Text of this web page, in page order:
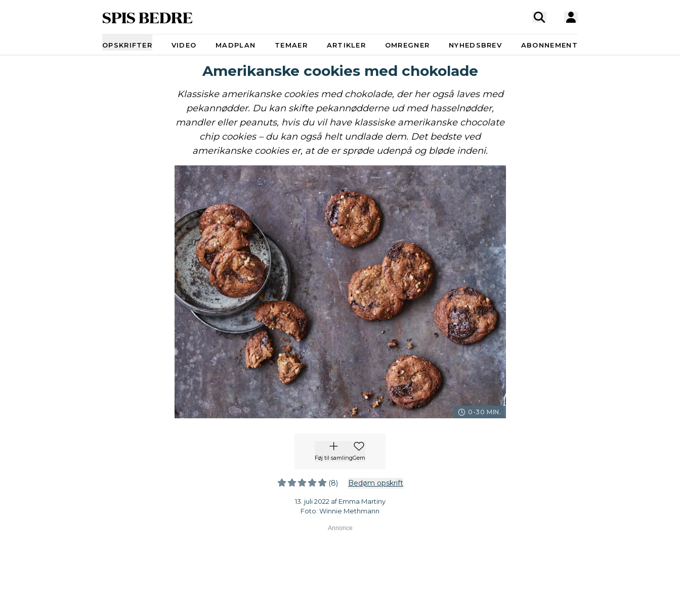
SPIS BEDRE
OPSKRIFTER VIDEO MADPLAN TEMAER ARTIKLER OMREGNER NYHEDSBREV ABONNEMENT
Amerikanske cookies med chokolade
Klassiske amerikanske cookies med chokolade, der her også laves med
pekannødder. Du kan skifte pekannødderne ud med hasselnødder,
mandler eller peanuts, hvis du vil have klassiske amerikanske chocolate
chip cookies – du kan også helt undlade dem. Det bedste ved
amerikanske cookies er, at de er sprøde udenpå og bløde indeni.
0-30 MIN.
Føj til samlingGem
(8) Bedøm opskrift
13. juli 2022 af Emma Martiny
Foto: Winnie Methmann